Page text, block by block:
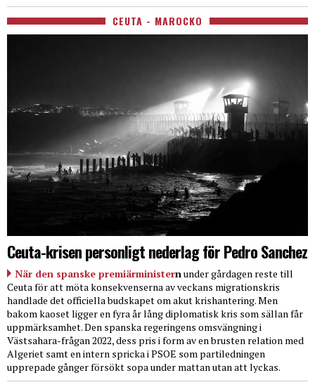
CEUTA - MAROCKO
Ceuta-krisen personligt nederlag för Pedro Sanchez
När den spanske premiärministernunder gårdagen reste till
Ceuta för att möta konsekvenserna av veckans migrationskris
handlade det officiella budskapet om akut krishantering. Men
bakom kaoset ligger en fyra år lång diplomatisk kris som sällan får
uppmärksamhet. Den spanska regeringens omsvängning i
Västsahara-frågan 2022, dess pris i form av en brusten relation med
Algeriet samt en intern spricka i PSOE som partiledningen
upprepade gånger försökt sopa under mattan utan att lyckas.